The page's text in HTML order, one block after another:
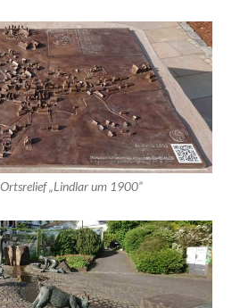
„Lindlar um 1900“